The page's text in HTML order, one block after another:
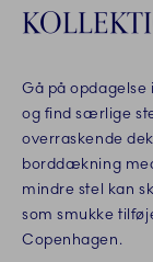
Gå på
og find særlige
overraskende
borddækning
mindre stel kan
som smukke
Copenhagen.